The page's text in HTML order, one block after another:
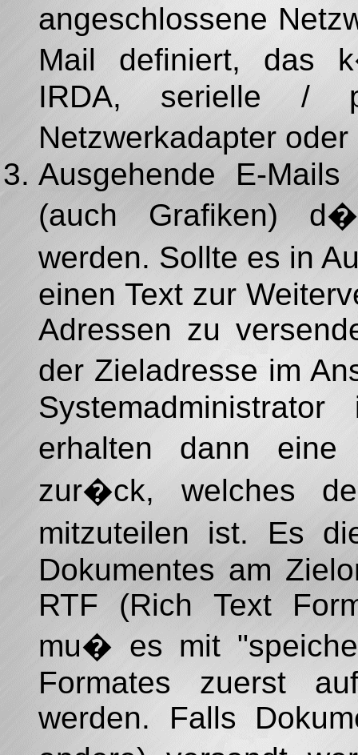
angeschlossene
Mail definiert, das
IRDA, serielle /
Netzwerkadapter
Ausgehende E-
(auch Grafiken)
werden. Sollte es in
einen Text zur
Adressen zu
der Zieladresse im
erhalten dann
zur�ck, welches
mitzuteilen ist. Es
Dokumentes am
RTF (Rich Text
mu� es mit
Formates zuerst
werden. Falls